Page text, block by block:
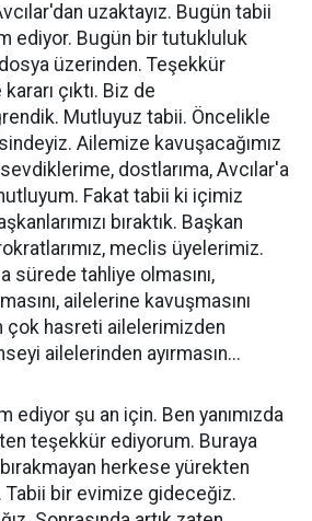
uzaktayız. Bugün tabii
ediyor. Bugün bir tutukluluk
üzerinden. Teşekkür
çıktı. Biz de
Mutluyuz tabii. Öncelikle
Ailemize kavuşacağımız
dostlarıma, Avcılar'a
Fakat tabii ki içimiz
bıraktık. Başkan
meclis üyelerimiz.
sürede tahliye olmasını,
ailelerine kavuşmasını
çok hasreti ailelerimizden
ailelerinden ayırmasın...
ediyor şu an için. Ben yanımızda
teşekkür ediyorum. Buraya
herkese yürekten
bir evimize gideceğiz.